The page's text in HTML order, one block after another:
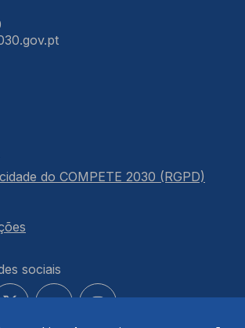
do COMPETE 2030 (RGPD)
sociais